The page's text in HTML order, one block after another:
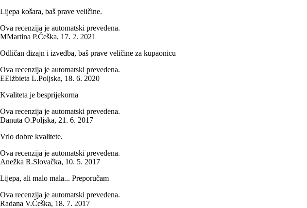
Lijepa košara, baš prave veličine.
Ova recenzija je automatski prevedena.
MMartina P.Češka, 17. 2. 2021
Odličan dizajn i izvedba, baš prave veličine za kupaonicu
Ova recenzija je automatski prevedena.
EElżbieta L.Poljska, 18. 6. 2020
Kvaliteta je besprijekorna
Ova recenzija je automatski prevedena.
Danuta O.Poljska, 21. 6. 2017
Vrlo dobre kvalitete.
Ova recenzija je automatski prevedena.
Anežka R.Slovačka, 10. 5. 2017
Lijepa, ali malo mala... Preporučam
Ova recenzija je automatski prevedena.
Radana V.Češka, 18. 7. 2017